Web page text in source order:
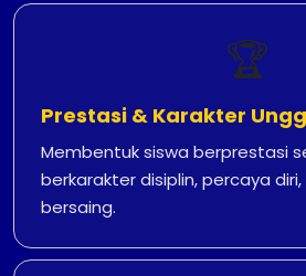
🏆
Prestasi & Karakter
Membentuk siswa berprestasi
berkarakter disiplin, percaya
bersaing.